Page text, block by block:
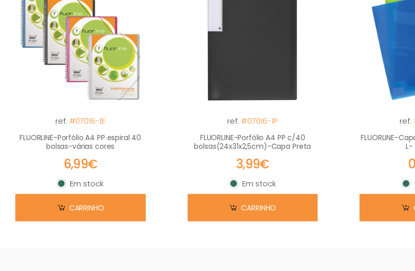
ref:#07016-1E
FLUORLINE-Porfólio A4 PP espiral 40
bolsas-várias cores
6,99€
Em stock
Em stock
CARRINHO
ref:#07016-1P
FLUORLINE-Porfólio A4 PP c/40
bolsas(24x31x2,5cm)-Capa Preta
3,99€
Em stock
Em stock
CARRINHO
ref:
FLUORLINE-
L-